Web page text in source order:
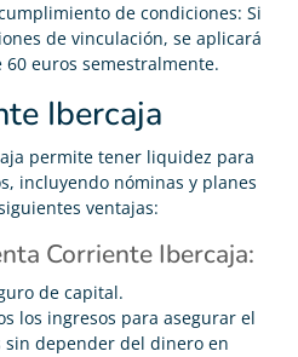
de condiciones: Si
de vinculación, se aplicará
euros semestralmente.
Ibercaja
permite tener liquidez para
incluyendo nóminas y planes
ventajas:
Corriente Ibercaja:
de capital.
los ingresos para asegurar el
depender del dinero en